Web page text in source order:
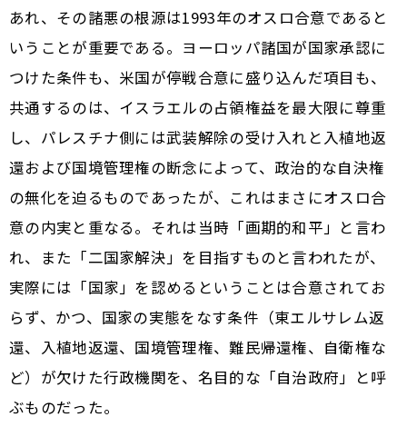
あれ、その諸悪の根源は1993年のオスロ合意であると
いうことが重要である。ヨーロッパ諸国が国家承認に
つけた条件も、米国が停戦合意に盛り込んだ項目も、
共通するのは、イスラエルの占領権益を最大限に尊重
し、パレスチナ側には武装解除の受け入れと入植地返
還および国境管理権の断念によって、政治的な自決権
の無化を迫るものであったが、これはまさにオスロ合
意の内実と重なる。それは当時「画期的和平」と言わ
れ、また「二国家解決」を目指すものと言われたが、
実際には「国家」を認めるということは合意されてお
らず、かつ、国家の実態をなす条件（東エルサレム返
還、入植地返還、国境管理権、難民帰還権、自衛権な
ど）が欠けた行政機関を、名目的な「自治政府」と呼
ぶものだった。